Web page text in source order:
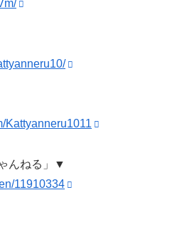
Kattyanneru1011
んねる」▼
11910334